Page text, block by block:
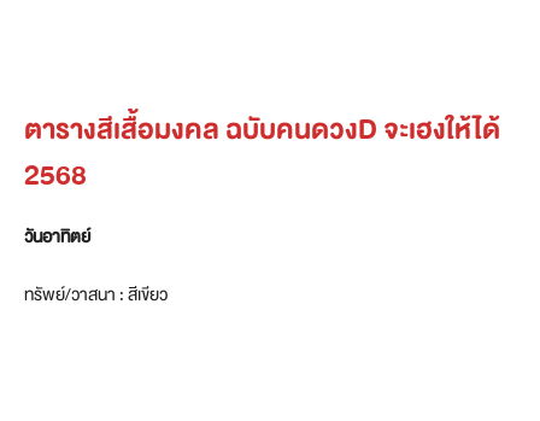
ตารางสีเสื้อมงคล ฉบับคนดวงD จะเฮงให้ได้
2568
วันอาทิตย์
ทรัพย์/วาสนา : สีเขียว